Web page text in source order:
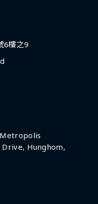
6樓之9
Hunghom,